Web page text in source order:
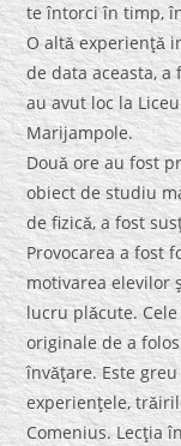
te întorci în timp,
O altǎ experienţǎ
de data aceasta,
au avut loc la
Marijampole.
Douǎ ore au fost
obiect de studiu
de fizicǎ, a fost
Provocarea a fost
motivarea elevilor
lucru plǎcute.
originale de a
învǎţare. Este
experienţele,
Comenius. Lecţia